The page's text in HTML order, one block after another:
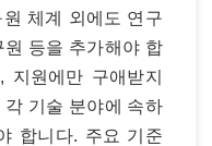
체계 외에도 연구
등을 추가해야 합
지원에만 구애받지
기술 분야에 속하
합니다. 주요 기준